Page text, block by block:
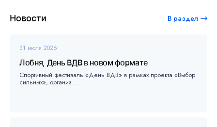
Новости В раздел
31 июля 2026
Лобня, День ВДВ в новом формате
Спортивный фестиваль «День ВДВ» в рамках проекта «Выбор
сильных», организ...